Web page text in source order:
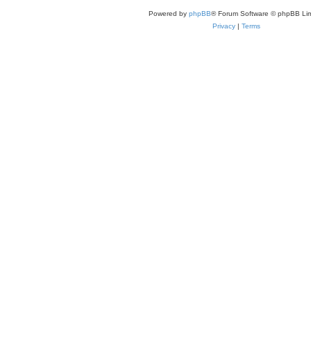
Powered by phpBB® Forum Software © phpBB
Privacy | Terms